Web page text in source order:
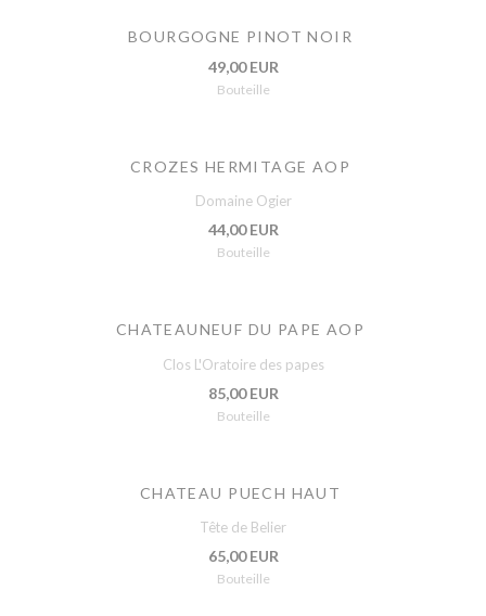
BOURGOGNE PINOT NOIR
49,00 EUR
Bouteille
CROZES HERMITAGE AOP
Domaine Ogier
44,00 EUR
Bouteille
CHATEAUNEUF DU PAPE AOP
Clos L'Oratoire des papes
85,00 EUR
Bouteille
CHATEAU PUECH HAUT
Tête de Belier
65,00 EUR
Bouteille